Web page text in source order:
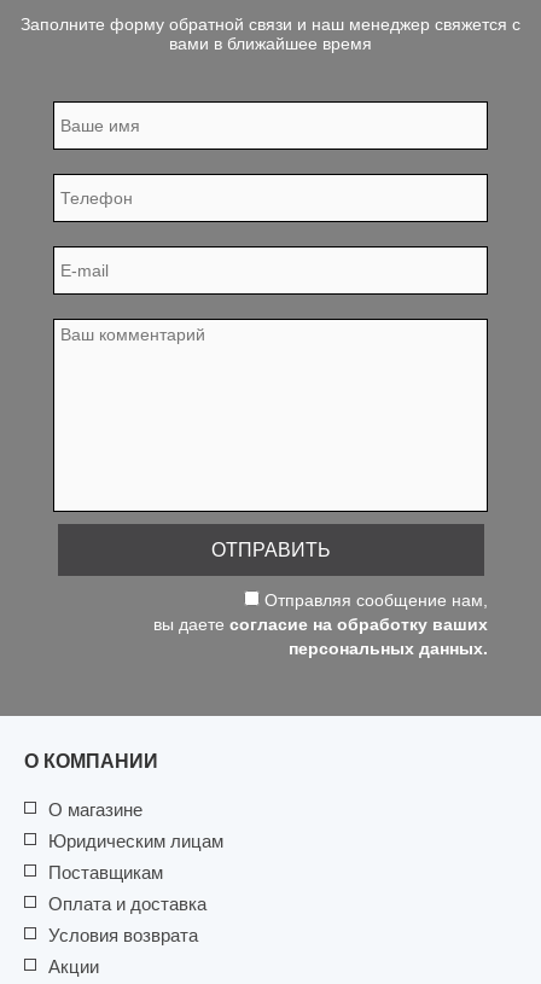
Заполните форму обратной связи и наш менеджер свяжется с
вами в ближайшее время
Отправляя сообщение нам,
вы даете согласие на обработку ваших
персональных данных.
ОТПРАВИТЬ
О КОМПАНИИ
О магазине
Юридическим лицам
Поставщикам
Оплата и доставка
Условия возврата
Акции